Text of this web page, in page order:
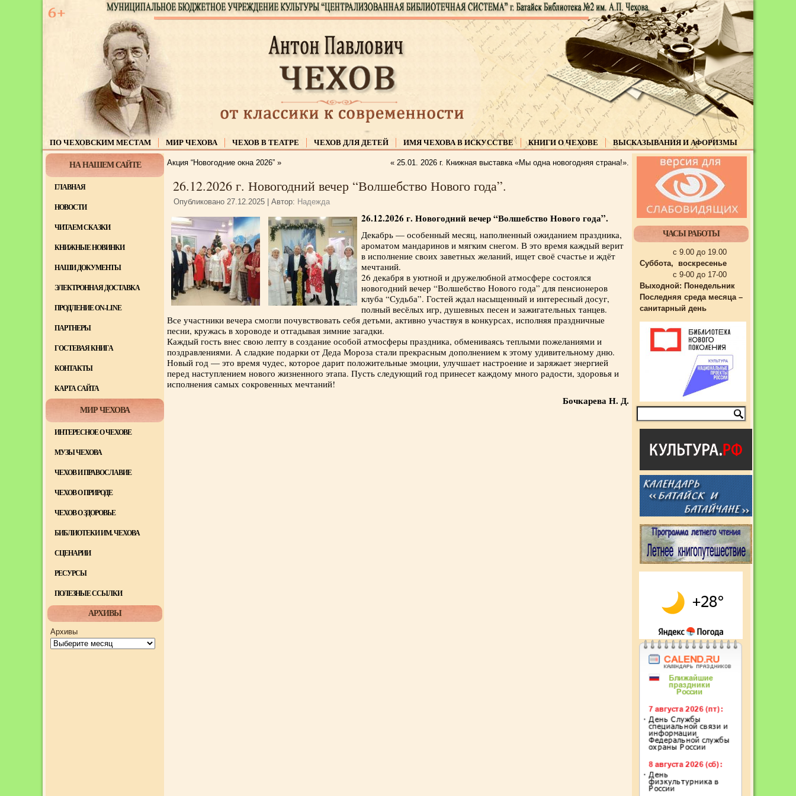
ПО ЧЕХОВСКИМ МЕСТАМ МИР ЧЕХОВА ЧЕХОВ В ТЕАТРЕ ЧЕХОВ ДЛЯ ДЕТЕЙ ИМЯ ЧЕХОВА В ИСКУССТВЕ КНИГИ О ЧЕХОВЕ ВЫСКАЗЫВАНИЯ И АФОРИЗМЫ
НА НАШЕМ САЙТЕ
ГЛАВНАЯ
НОВОСТИ
ЧИТАЕМ СКАЗКИ
КНИЖНЫЕ НОВИНКИ
НАШИ ДОКУМЕНТЫ
ЭЛЕКТРОННАЯ ДОСТАВКА
ПРОДЛЕНИЕ ON-LINE
ПАРТНЕРЫ
ГОСТЕВАЯ КНИГА
КОНТАКТЫ
КАРТА САЙТА
МИР ЧЕХОВА
ИНТЕРЕСНОЕ О ЧЕХОВЕ
МУЗЫ ЧЕХОВА
ЧЕХОВ И ПРАВОСЛАВИЕ
ЧЕХОВ О ПРИРОДЕ
ЧЕХОВ О ЗДОРОВЬЕ
БИБЛИОТЕКИ ИМ. ЧЕХОВА
СЦЕНАРИИ
РЕСУРСЫ
ПОЛЕЗНЫЕ ССЫЛКИ
АРХИВЫ
Архивы
Акция “Новогодние окна 2026” » « 25.01. 2026 г. Книжная выставка «Мы одна новогодняя страна!».
26.12.2026 г. Новогодний вечер “Волшебство Нового года”.
Опубликовано 27.12.2025 Автор: Надежда
26.12.2026 г. Новогодний вечер “Волшебство Нового года”.
Декабрь — особенный месяц, наполненный ожиданием праздника,
ароматом мандаринов и мягким снегом. В это время каждый верит
в исполнение своих заветных желаний, ищет своё счастье и ждёт
мечтаний.
26 декабря в уютной и дружелюбной атмосфере состоялся
новогодний вечер “Волшебство Нового года” для пенсионеров
клуба “Судьба”. Гостей ждал насыщенный и интересный досуг,
полный весёлых игр, душевных песен и зажигательных танцев.
Все участники вечера смогли почувствовать себя детьми, активно участвуя в конкурсах, исполняя праздничные
песни, кружась в хороводе и отгадывая зимние загадки.
Каждый гость внес свою лепту в создание особой атмосферы праздника, обмениваясь теплыми пожеланиями и
поздравлениями. А сладкие подарки от Деда Мороза стали прекрасным дополнением к этому удивительному дню.
Новый год — это время чудес, которое дарит положительные эмоции, улучшает настроение и заряжает энергией
перед наступлением нового жизненного этапа. Пусть следующий год принесет каждому много радости, здоровья и
исполнения самых сокровенных мечтаний!
Бочкарева Н. Д.
ЧАСЫ РАБОТЫ
с 9.00 до 19.00
Суббота, воскресенье
с 9-00 до 17-00
Выходной: Понедельник
Последняя среда месяца –
санитарный день